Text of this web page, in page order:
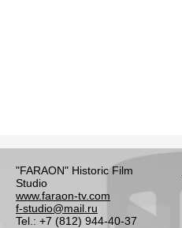
"FARAON" Historic Film
Studio
www.faraon-tv.com
f-studio@mail.ru
Tel.: +7 (812) 944-40-37